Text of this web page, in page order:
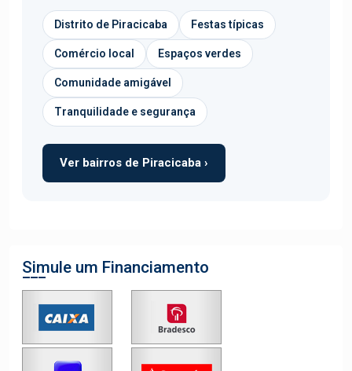
Distrito de Piracicaba Festas típicas
Comércio local Espaços verdes
Comunidade amigável
Tranquilidade e segurança
Ver bairros de Piracicaba ›
Simule um Financiamento